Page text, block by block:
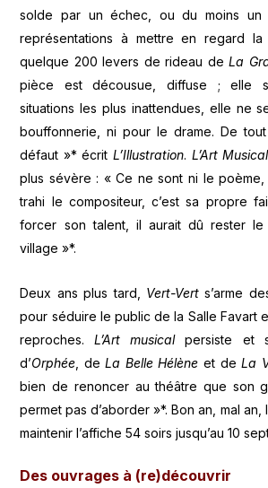
solde par un échec, ou du moins un
représentations à mettre en regard la
quelque 200 levers de rideau deLa
pièce est décousue, diffuse ; elle
situations les plus inattendues, elle ne
bouffonnerie, ni pour le drame. De
défaut »* écrit L’Illustration. L’Art Musical
plus sévère : « Ce ne sont ni le
trahi le compositeur, c’est sa propre
forcer son talent, il aurait dû rester le
village »*.
Deux ans plus tard, Vert-Vert s’arme
pour séduire le public de la Salle Favart
reproches.L’Art musicalpersiste et
d’Orphée, deLa Belle Hélène et deLa
bien de renoncer au théâtre que son
permet pas d’aborder »*. Bon an, mal
maintenir l’affiche 54 soirs jusqu’au 10
Des ouvrages à (re)découvrir